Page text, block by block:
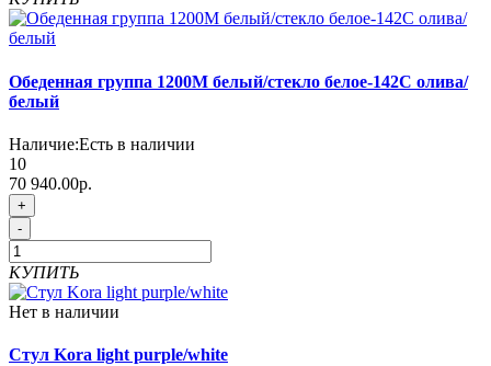
Обеденная группа 1200М белый/стекло белое-142С олива/
белый
Наличие:Есть в наличии
10
70 940.00р.
+
-
КУПИТЬ
Нет в наличии
Стул Kora light purple/white